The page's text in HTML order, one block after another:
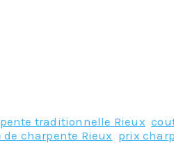
traditionnelle Rieux ,
de charpente Rieux prix